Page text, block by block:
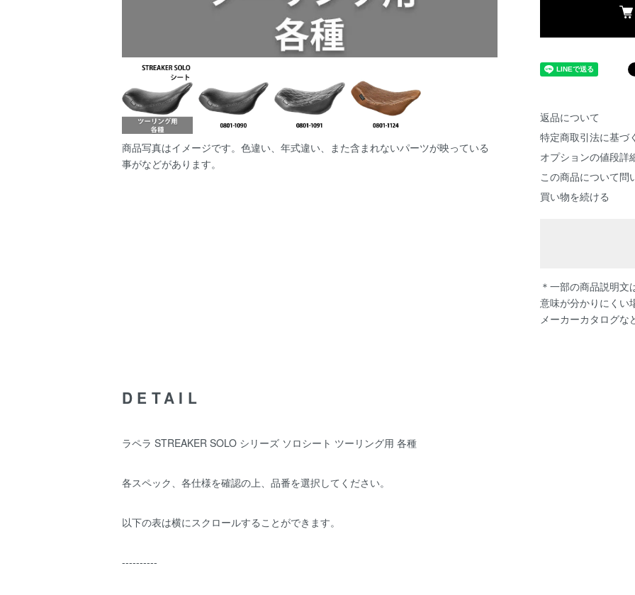
商品写真はイメージです。色違い、年式違い、また含まれないパーツが映っている
事がなどがあります。
返品について
特定商取引法に基づ
オプションの値段詳
この商品について問
買い物を続ける
＊一部の商品説明文
意味が分かりにくい
メーカーカタログな
DETAIL
ラペラ STREAKER SOLO シリーズ ソロシート ツーリング用 各種
各スペック、各仕様を確認の上、品番を選択してください。
以下の表は横にスクロールすることができます。
----------